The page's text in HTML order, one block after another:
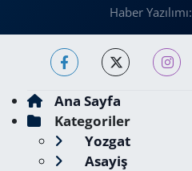
Haber Yazılımı:
Ana Sayfa
Kategoriler
Yozgat
Asayiş